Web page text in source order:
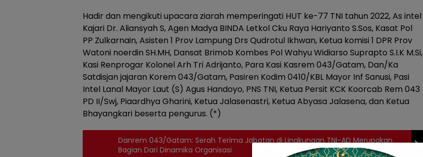
Hadir dan mengikuti upacara ziarah memperingati HUT ke-77 TNI tahun 2022, As intel
Kajari Dr. Aliansyah S, Agen Madya BINDA Letkol Cku Raya Hariyanto S.Sos, Kasat Pol
PP Zulkarnain, Asisten 1 Prov Lampung Drs Qudrotul Ikhwan, Ketua komisi 1 DPR Prov
Watoni noerdin SH.MH, Dansat Brimob Kombes Pol Wahyu Widiarso Suprapto S.I.K M.Si,
Kasi Renprogar Kolonel Arh Tri Adrijanto, Para Kasi Kasrem 043/Gatam, Dan/Ka
Satdisjan jajaran Korem 043/Gatam, Pasiren Kodim 0410/KBL Mayor Inf Sanusi, Pasi
Intel Lanal Mayor Laut (S) Agus Handoyo, PNS TNI, Ketua Persit KCK Koorcab Rem 043
PD II/Swj, Piaardhya Gharini, Ketua Jalasenastri, Ketua Abyasa Jalasena, dan Ketua
Bhayangkari beserta pengurus. (*)
Danrem 043/Gatam: Serah Terima Jabatan di Lingkungan TNI-AD Merupakan
Bagian Dari Dinamika Organisasi